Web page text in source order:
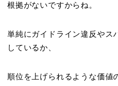
根拠がないですからね。
単純にガイドライン違反やス
しているか、
順位を上げられるような価値